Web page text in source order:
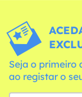
Seja o primeiro
ao registar o